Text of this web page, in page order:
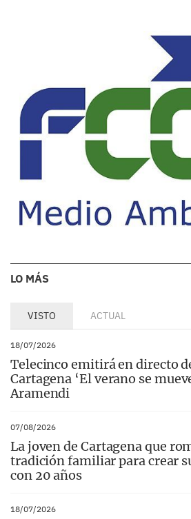
LO MÁS
VISTO ACTUAL
18/07/2026
Telecinco emitirá en directo
Cartagena ‘El verano se
Aramendi
07/08/2026
La joven de Cartagena que
tradición familiar para crear
con 20 años
18/07/2026